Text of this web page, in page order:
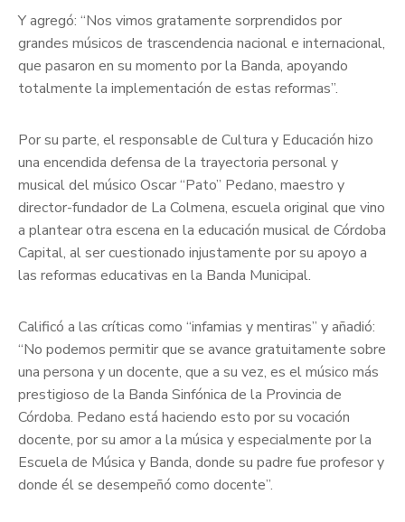
Y agregó: “Nos vimos gratamente sorprendidos por
grandes músicos de trascendencia nacional e internacional,
que pasaron en su momento por la Banda, apoyando
totalmente la implementación de estas reformas”.
Por su parte, el responsable de Cultura y Educación hizo
una encendida defensa de la trayectoria personal y
musical del músico Oscar “Pato” Pedano, maestro y
director-fundador de La Colmena, escuela original que vino
a plantear otra escena en la educación musical de Córdoba
Capital, al ser cuestionado injustamente por su apoyo a
las reformas educativas en la Banda Municipal.
Calificó a las críticas como “infamias y mentiras” y añadió:
“No podemos permitir que se avance gratuitamente sobre
una persona y un docente, que a su vez, es el músico más
prestigioso de la Banda Sinfónica de la Provincia de
Córdoba. Pedano está haciendo esto por su vocación
docente, por su amor a la música y especialmente por la
Escuela de Música y Banda, donde su padre fue profesor y
donde él se desempeñó como docente”.